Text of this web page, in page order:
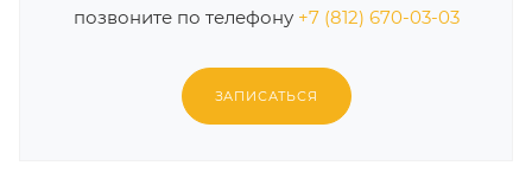
позвоните по телефону +7 (812) 670-03-03
ЗАПИСАТЬСЯ